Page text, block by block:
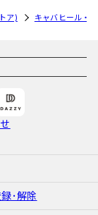
ア) キャバヒール・
･解除